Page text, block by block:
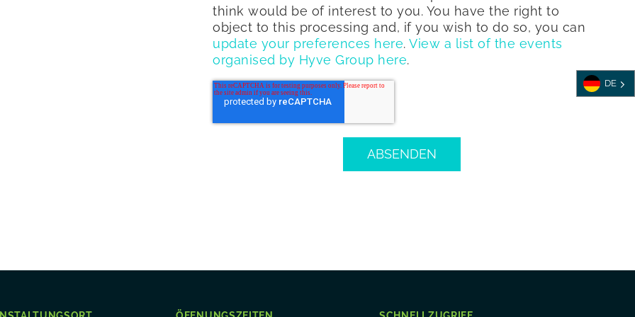
think would be of interest to you. You have the right to
object to this processing and, if you wish to do so, you can
update your preferences here.View a list of the events
organised by Hyve Group here.
DE